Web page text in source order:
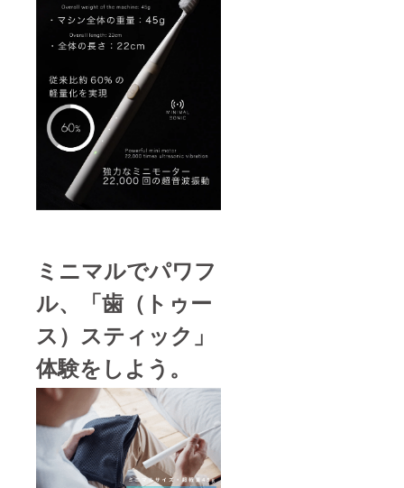
ミニマルでパワフ
ル、「歯（トゥー
ス）スティック」
体験をしよう。